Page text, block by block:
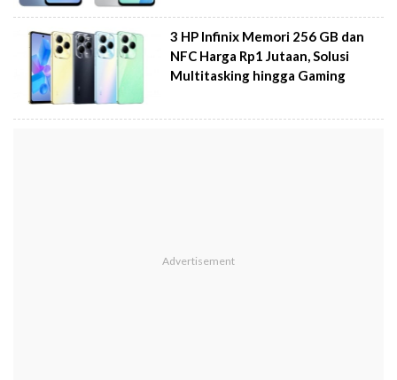
3 HP Infinix Memori 256 GB dan
NFC Harga Rp1 Jutaan, Solusi
Multitasking hingga Gaming